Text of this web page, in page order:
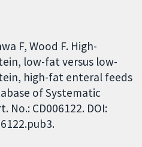
F, Wood F. High-
low-fat versus low-
high-fat enteral feeds
of Systematic
No.: CD006122. DOI: